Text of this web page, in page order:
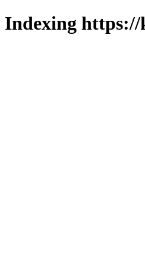
Indexing https://